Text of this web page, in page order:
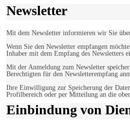
Newsletter
Mit dem Newsletter informieren wir Sie
Wenn Sie den Newsletter empfangen
Inhaber mit dem Empfang des Newsletters
Mit der Anmeldung zum Newsletter
Berechtigten für den Newsletterempfang
Ihre Einwilligung zur Speicherung der
Profilbereich oder per Mitteilung an die
Einbindung von